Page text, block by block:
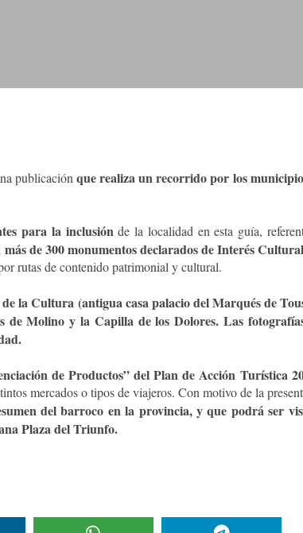
publicación que realiza un recorrido por los
para la inclusiónde la localidad en esta guía,
de 300 monumentos declarados de Interés
rutas de contenido patrimonial y cultural.
la Cultura (antigua casa palacio del Marqués de
de Molino y la Capilla de los Dolores. Las
de Productos” del Plan de Acción Turística
mercados o tipos de viajeros. Con motivo de la
del barroco en la provincia, y que podrá ser
Plaza del Triunfo.